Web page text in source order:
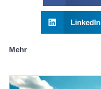
LinkedIn
Mehr